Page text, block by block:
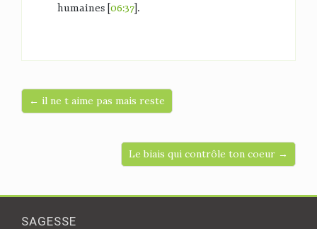
humaines [06:37].
← il ne t aime pas mais reste
Le biais qui contrôle ton coeur →
SAGESSE